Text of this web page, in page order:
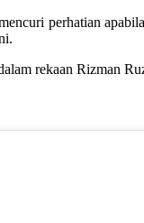
perhatian
rekaan Rizman